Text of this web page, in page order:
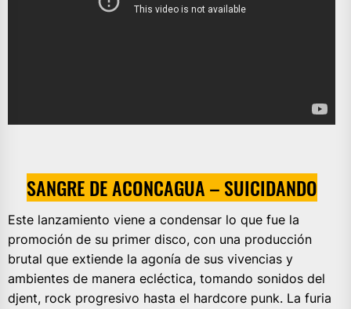
SANGRE DE ACONCAGUA – SUICIDANDO
Este lanzamiento viene a condensar lo que fue la
promoción de su primer disco, con una producción
brutal que extiende la agonía de sus vivencias y
ambientes de manera ecléctica, tomando sonidos del
djent, rock progresivo hasta el hardcore punk. La furia